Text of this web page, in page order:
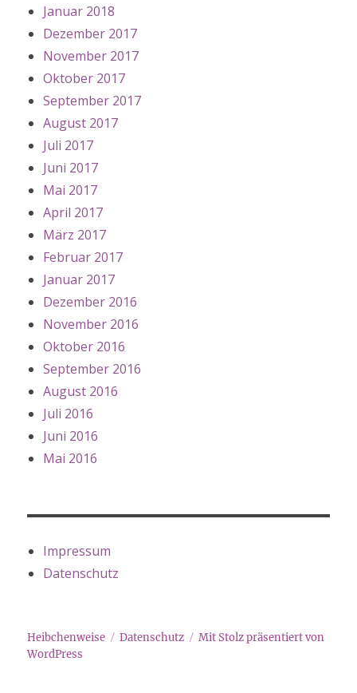
Januar 2018
Dezember 2017
November 2017
Oktober 2017
September 2017
August 2017
Juli 2017
Juni 2017
Mai 2017
April 2017
März 2017
Februar 2017
Januar 2017
Dezember 2016
November 2016
Oktober 2016
September 2016
August 2016
Juli 2016
Juni 2016
Mai 2016
Impressum
Datenschutz
Heibchenweise Datenschutz
Mit Stolz präsentiert von
WordPress